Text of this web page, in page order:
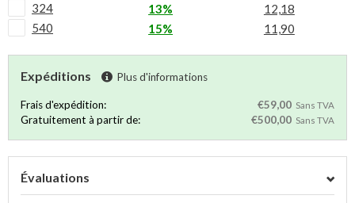
324
13%
12,18
540
15% 11,90
Expéditions Plus d'informations
Frais d'expédition: €59,00 Sans TVA
Gratuitement à partir de: €500,00 Sans TVA
Évaluations